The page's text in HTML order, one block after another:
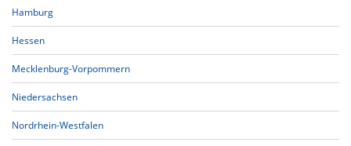
Hamburg
Hessen
Mecklenburg-Vorpommern
Niedersachsen
Nordrhein-Westfalen